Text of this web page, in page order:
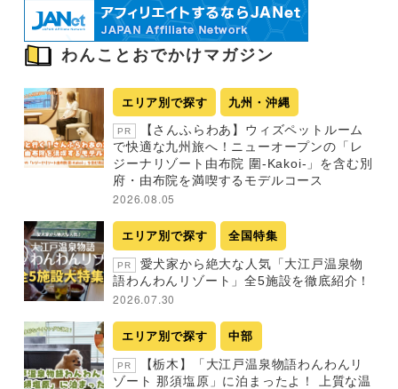
わんことおでかけマガジン
エリア別で探す 九州・沖縄
PR
【さんふらわあ】ウィズペットルーム
で快適な九州旅へ！ニューオープンの「レ
ジーナリゾート由布院 圍-Kakoi-」を含む別
府・由布院を満喫するモデルコース
2026.08.05
エリア別で探す 全国特集
PR
愛犬家から絶大な人気「大江戸温泉物
語わんわんリゾート」全5施設を徹底紹介！
2026.07.30
エリア別で探す 中部
PR
【栃木】「大江戸温泉物語わんわんリ
ゾート 那須塩原」に泊まったよ！ 上質な温